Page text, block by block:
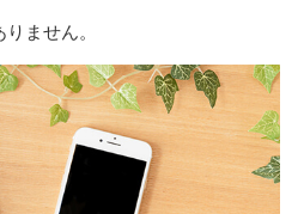
ません。